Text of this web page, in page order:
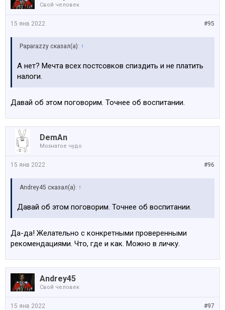
Свой человек
#95
15 янв 2022
Paparazzy сказал(а): ↑
А нет? Мечта всех постсовков спиздить и не платить
налоги.
Давай об этом поговорим. Точнее об воспитании.
DemAn
Мохнатое чудо
#96
15 янв 2022
Andrey45 сказал(а): ↑
Давай об этом поговорим. Точнее об воспитании.
Да-да! Желательно с конкретными проверенными
рекомендациями. Что, где и как. Можно в личку.
Andrey45
Свой человек
#97
15 янв 2022